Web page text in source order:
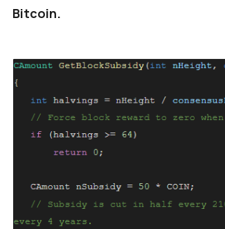
Bitcoin.